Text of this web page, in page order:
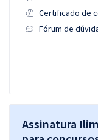
Certificado de
Fórum de
Assinatura